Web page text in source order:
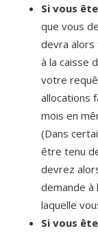
Si vous
que vous
devra alors
à la caisse
votre
allocations
mois en
(Dans
être tenu
devrez
demande à
laquelle
Si vous